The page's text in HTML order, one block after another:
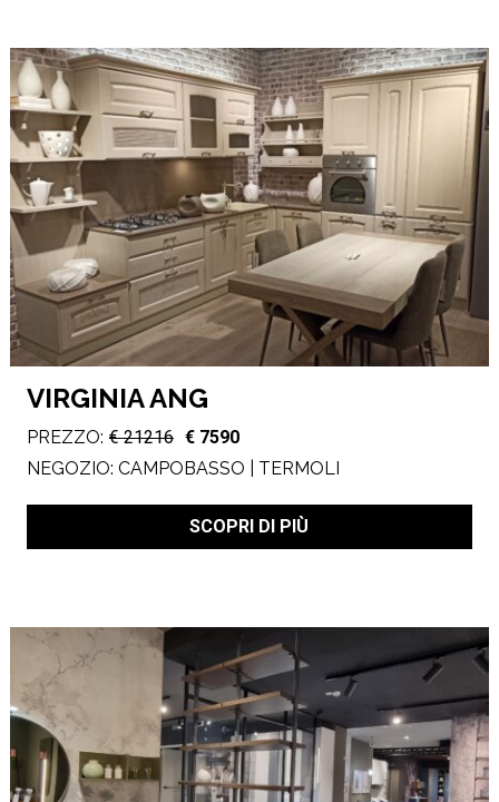
VIRGINIA ANG
PREZZO: € 21216 € 7590
NEGOZIO: CAMPOBASSO | TERMOLI
SCOPRI DI PIÙ